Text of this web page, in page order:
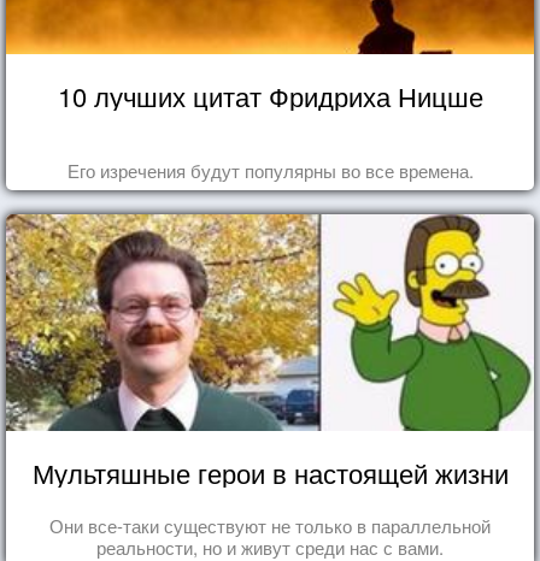
10 лучших цитат Фридриха Ницше
Его изречения будут популярны во все времена.
Мультяшные герои в настоящей жизни
Они все-таки существуют не только в параллельной
реальности, но и живут среди нас с вами.